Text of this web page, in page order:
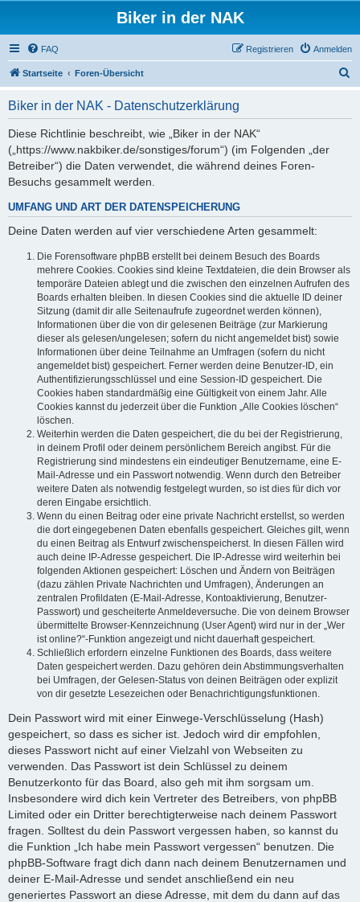
Biker in der NAK
FAQ Anmelden
Registrieren
Startseite Foren-Übersicht
Biker in der NAK - Datenschutzerklärung
Diese Richtlinie beschreibt, wie „Biker in der NAK“
(„https://www.nakbiker.de/sonstiges/forum“) (im Folgenden „der
Betreiber“) die Daten verwendet, die während deines Foren-
Besuchs gesammelt werden.
UMFANG UND ART DER DATENSPEICHERUNG
Deine Daten werden auf vier verschiedene Arten gesammelt:
Die Forensoftware phpBB erstellt bei deinem Besuch des Boards
mehrere Cookies. Cookies sind kleine Textdateien, die dein Browser als
temporäre Dateien ablegt und die zwischen den einzelnen Aufrufen des
Boards erhalten bleiben. In diesen Cookies sind die aktuelle ID deiner
Sitzung (damit dir alle Seitenaufrufe zugeordnet werden können),
Informationen über die von dir gelesenen Beiträge (zur Markierung
dieser als gelesen/ungelesen; sofern du nicht angemeldet bist) sowie
Informationen über deine Teilnahme an Umfragen (sofern du nicht
angemeldet bist) gespeichert. Ferner werden deine Benutzer-ID, ein
Authentifizierungsschlüssel und eine Session-ID gespeichert. Die
Cookies haben standardmäßig eine Gültigkeit von einem Jahr. Alle
Cookies kannst du jederzeit über die Funktion „Alle Cookies löschen“
löschen.
Weiterhin werden die Daten gespeichert, die du bei der Registrierung,
in deinem Profil oder deinem persönlichem Bereich angibst. Für die
Registrierung sind mindestens ein eindeutiger Benutzername, eine E-
Mail-Adresse und ein Passwort notwendig. Wenn durch den Betreiber
weitere Daten als notwendig festgelegt wurden, so ist dies für dich vor
deren Eingabe ersichtlich.
Wenn du einen Beitrag oder eine private Nachricht erstellst, so werden
die dort eingegebenen Daten ebenfalls gespeichert. Gleiches gilt, wenn
du einen Beitrag als Entwurf zwischenspeicherst. In diesen Fällen wird
auch deine IP-Adresse gespeichert. Die IP-Adresse wird weiterhin bei
folgenden Aktionen gespeichert: Löschen und Ändern von Beiträgen
(dazu zählen Private Nachrichten und Umfragen), Änderungen an
zentralen Profildaten (E-Mail-Adresse, Kontoaktivierung, Benutzer-
Passwort) und gescheiterte Anmeldeversuche. Die von deinem Browser
übermittelte Browser-Kennzeichnung (User Agent) wird nur in der „Wer
ist online?“-Funktion angezeigt und nicht dauerhaft gespeichert.
Schließlich erfordern einzelne Funktionen des Boards, dass weitere
Daten gespeichert werden. Dazu gehören dein Abstimmungsverhalten
bei Umfragen, der Gelesen-Status von deinen Beiträgen oder explizit
von dir gesetzte Lesezeichen oder Benachrichtigungsfunktionen.
Dein Passwort wird mit einer Einwege-Verschlüsselung (Hash)
gespeichert, so dass es sicher ist. Jedoch wird dir empfohlen,
dieses Passwort nicht auf einer Vielzahl von Webseiten zu
verwenden. Das Passwort ist dein Schlüssel zu deinem
Benutzerkonto für das Board, also geh mit ihm sorgsam um.
Insbesondere wird dich kein Vertreter des Betreibers, von phpBB
Limited oder ein Dritter berechtigterweise nach deinem Passwort
fragen. Solltest du dein Passwort vergessen haben, so kannst du
die Funktion „Ich habe mein Passwort vergessen“ benutzen. Die
phpBB-Software fragt dich dann nach deinem Benutzernamen und
deiner E-Mail-Adresse und sendet anschließend ein neu
generiertes Passwort an diese Adresse, mit dem du dann auf das